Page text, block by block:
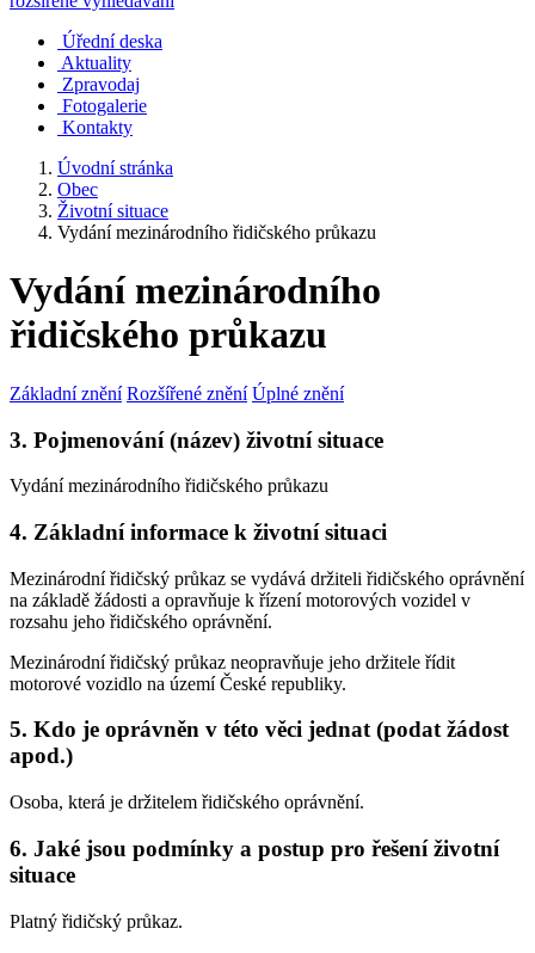
Úřední deska
Aktuality
Zpravodaj
Fotogalerie
Kontakty
Úvodní stránka
Obec
Životní situace
Vydání mezinárodního řidičského průkazu
Vydání mezinárodního
řidičského průkazu
Základní znění Rozšířené znění Úplné znění
3. Pojmenování (název) životní situace
Vydání mezinárodního řidičského průkazu
4. Základní informace k životní situaci
Mezinárodní řidičský průkaz se vydává držiteli řidičského oprávnění
na základě žádosti a opravňuje k řízení motorových vozidel v
rozsahu jeho řidičského oprávnění.
Mezinárodní řidičský průkaz neopravňuje jeho držitele řídit
motorové vozidlo na území České republiky.
5. Kdo je oprávněn v této věci jednat (podat žádost
apod.)
Osoba, která je držitelem řidičského oprávnění.
6. Jaké jsou podmínky a postup pro řešení životní
situace
Platný řidičský průkaz.